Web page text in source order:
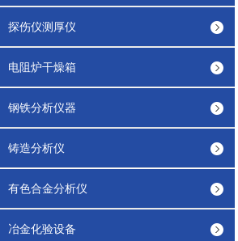
探伤仪测厚仪
电阻炉干燥箱
钢铁分析仪器
铸造分析仪
有色合金分析仪
冶金化验设备